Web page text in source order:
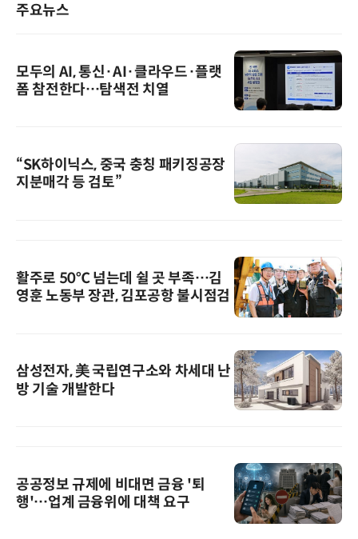
주요뉴스
모두의 AI, 통신·AI·클라우드·플랫
폼 참전한다…탐색전 치열
“SK하이닉스, 중국 충칭 패키징공장
지분매각 등 검토”
활주로 50℃ 넘는데 쉴 곳 부족…김
영훈 노동부 장관, 김포공항 불시점검
삼성전자, 美 국립연구소와 차세대 난
방 기술 개발한다
공공정보 규제에 비대면 금융 '퇴
행'…업계 금융위에 대책 요구